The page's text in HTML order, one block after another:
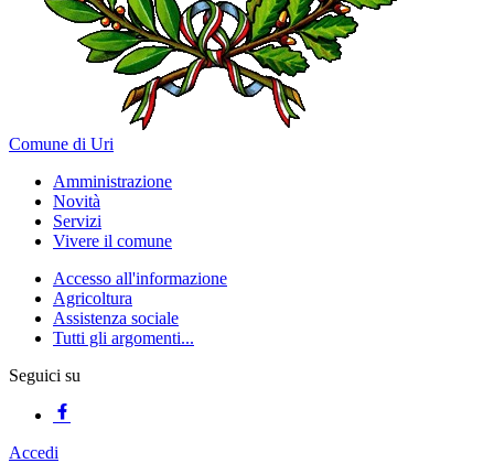
Comune di Uri
Amministrazione
Novità
Servizi
Vivere il comune
Accesso all'informazione
Agricoltura
Assistenza sociale
Tutti gli argomenti...
Seguici su
Accedi